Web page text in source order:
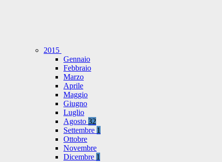
2015
Gennaio
Febbraio
Marzo
Aprile
Maggio
Giugno
Luglio
Agosto 32
Settembre 1
Ottobre
Novembre
Dicembre 1